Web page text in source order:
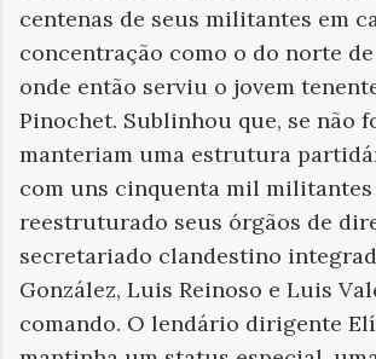
centenas de seus militantes em
concentração como o do norte de
onde então serviu o jovem
Pinochet. Sublinhou que, se não
manteriam uma estrutura
com uns cinquenta mil militantes
reestruturado seus órgãos de
secretariado clandestino
González, Luis Reinoso e Luis
comando. O lendário dirigente